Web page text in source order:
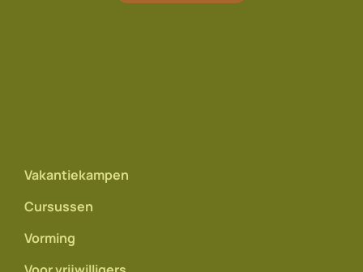
Vakantiekampen
Cursussen
Vorming